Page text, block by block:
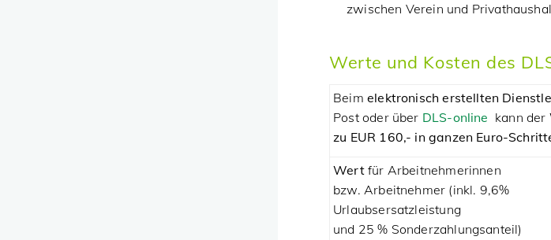
zwischen Verein und
Werte und Kosten des
Beim elektronisch erstellten
Post oder über DLS-online kann der
zu EUR 160,- in ganzen Euro-
Wert für Arbeitnehmerinnen
bzw. Arbeitnehmer (inkl. 9,6%
Urlaubsersatzleistung
und 25 % Sonderzahlungsanteil)